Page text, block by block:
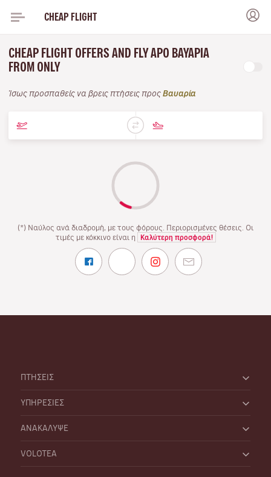
CHEAP FLIGHT
CHEAP FLIGHT OFFERS AND FLY APO ΒΑΥΑΡΊΑ
FROM ONLY
Ίσως προσπαθείς να βρεις πτήσεις προς Βαυαρία
(*) Ναύλος ανά διαδρομή, με τους φόρους. Περιορισμένες θέσεις. Οι
τιμές με κόκκινο είναι η
Καλύτερη προσφορά!
ΠΤΗΣΕΙΣ
ΥΠΗΡΕΣΙΕΣ
ΑΝΑΚΑΛΥΨΕ
VOLOTEA